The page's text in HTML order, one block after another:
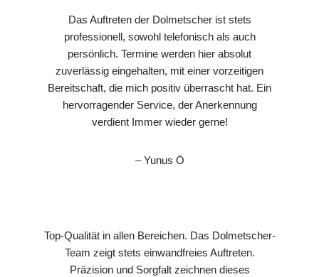
Das Auftreten der Dolmetscher ist stets
professionell, sowohl telefonisch als auch
persönlich. Termine werden hier absolut
zuverlässig eingehalten, mit einer vorzeitigen
Bereitschaft, die mich positiv überrascht hat. Ein
hervorragender Service, der Anerkennung
verdient Immer wieder gerne!
– Yunus Ö
Top-Qualität in allen Bereichen. Das Dolmetscher-
Team zeigt stets einwandfreies Auftreten.
Präzision und Sorgfalt zeichnen dieses